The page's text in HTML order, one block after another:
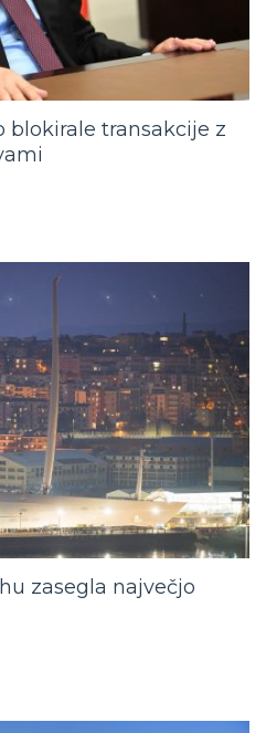
blokirale transakcije z
zasegla največjo